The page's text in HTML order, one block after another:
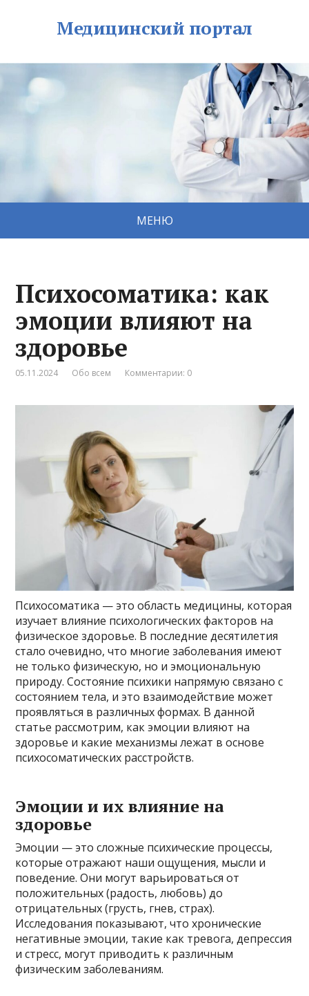
Медицинский портал
МЕНЮ
Психосоматика: как
эмоции влияют на
здоровье
05.11.2024 Обо всем Комментарии: 0
Психосоматика — это область медицины, которая
изучает влияние психологических факторов на
физическое здоровье. В последние десятилетия
стало очевидно, что многие заболевания имеют
не только физическую, но и эмоциональную
природу. Состояние психики напрямую связано с
состоянием тела, и это взаимодействие может
проявляться в различных формах. В данной
статье рассмотрим, как эмоции влияют на
здоровье и какие механизмы лежат в основе
психосоматических расстройств.
Эмоции и их влияние на
здоровье
Эмоции — это сложные психические процессы,
которые отражают наши ощущения, мысли и
поведение. Они могут варьироваться от
положительных (радость, любовь) до
отрицательных (грусть, гнев, страх).
Исследования показывают, что хронические
негативные эмоции, такие как тревога, депрессия
и стресс, могут приводить к различным
физическим заболеваниям.